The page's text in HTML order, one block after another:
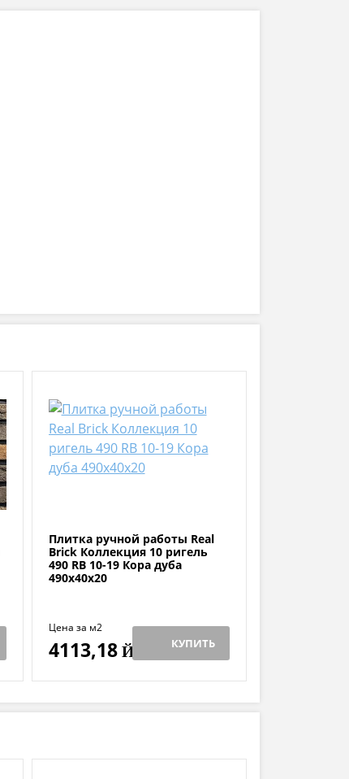
Плитка ручной работы Real
Brick Коллекция 10 ригель
490 RB 10-19 Кора дуба
490х40х20
Цена за м2
4113,18Й КУПИТЬ